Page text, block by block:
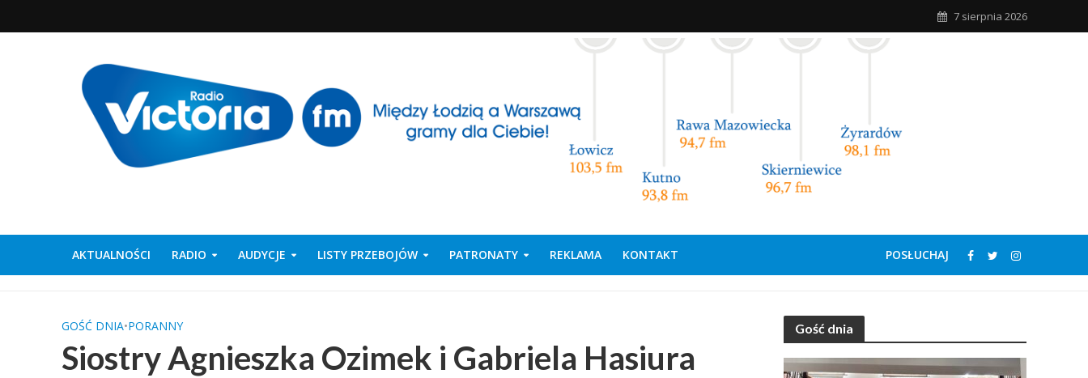
7 sierpnia 2026
AKTUALNOŚCI RADIO AUDYCJE LISTY PRZEBOJÓW PATRONATY REKLAMA KONTAKT POSŁUCHAJ
GOŚĆ DNIA•PORANNY
Siostry Agnieszka Ozimek i Gabriela Hasiura
Gość dnia